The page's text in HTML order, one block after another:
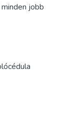
jobb